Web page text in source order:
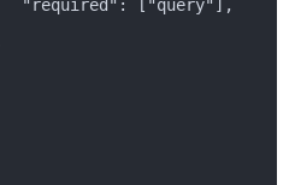
"required": ["query"],